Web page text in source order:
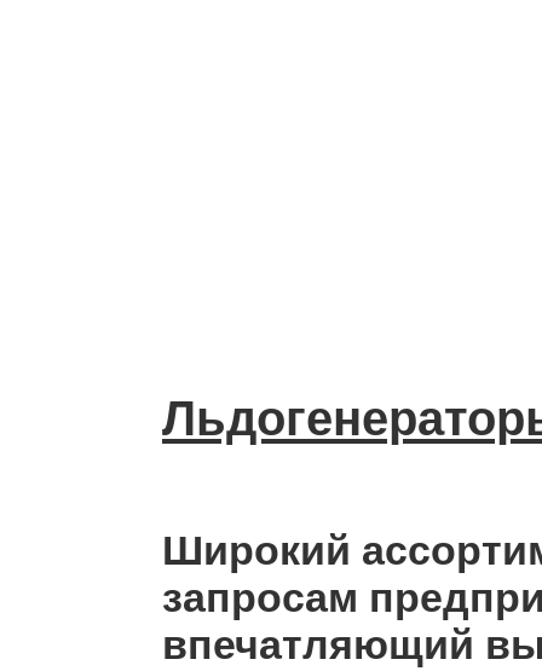
Широкий
запросам
впечатляющий